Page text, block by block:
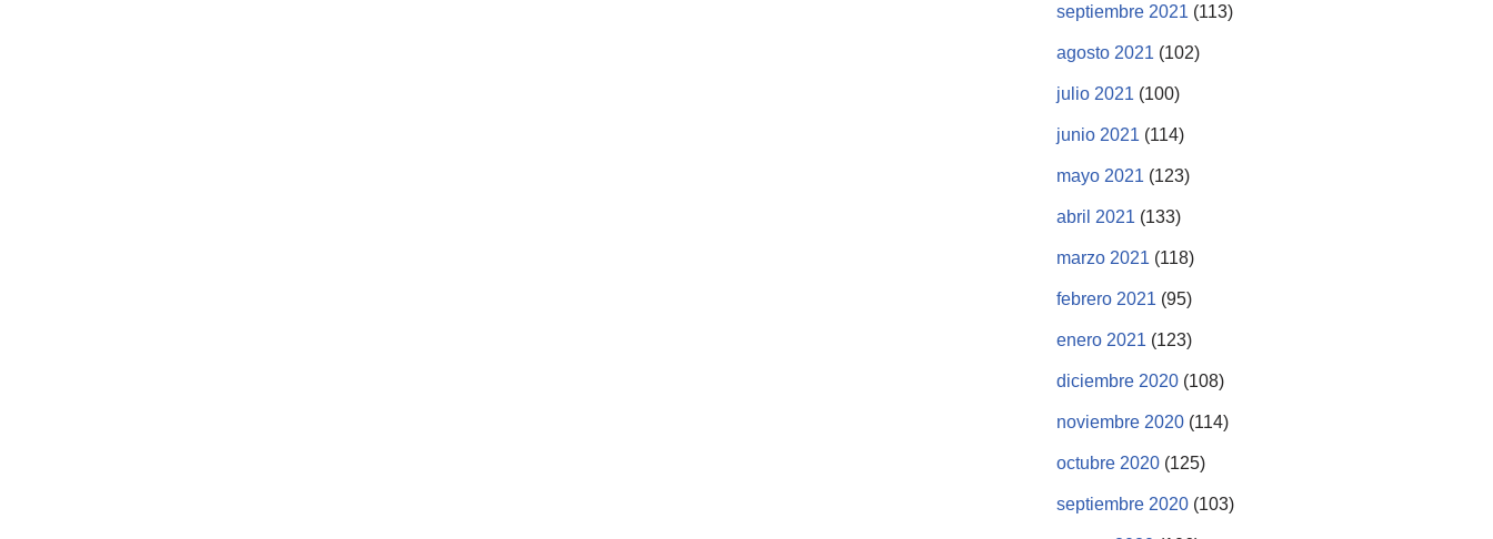
septiembre 2021 (113)
agosto 2021 (102)
julio 2021 (100)
junio 2021 (114)
mayo 2021 (123)
abril 2021 (133)
marzo 2021 (118)
febrero 2021 (95)
enero 2021 (123)
diciembre 2020 (108)
noviembre 2020 (114)
octubre 2020 (125)
septiembre 2020 (103)